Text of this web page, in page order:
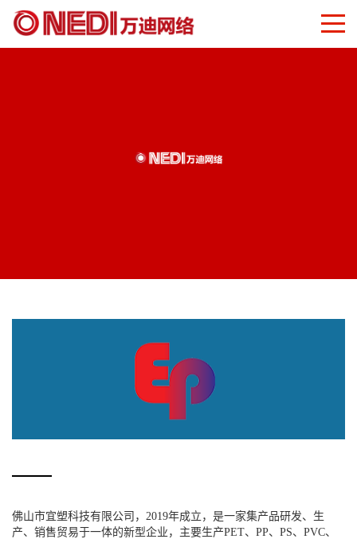
佛山市宜塑科技有限公司，2019年成立，是一家集产品研发、生
产、销售贸易于一体的新型企业，主要生产PET、PP、PS、PVC、